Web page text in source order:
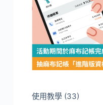
使用教學(33)